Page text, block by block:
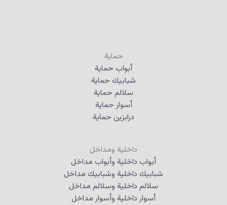
حماية
أبواب حماية
شبابيك حماية
سلالم حماية
أسوار حماية
درابزين حماية
داخلية ومداخل
أبواب داخلية وأبواب مداخل
شبابيك داخلية وشبابيك مداخل
سلالم داخلية وسلالم مداخل
أسوار داخلية وأسوار مداخل